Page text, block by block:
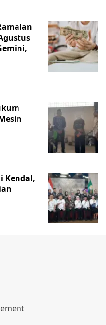
Kendal,